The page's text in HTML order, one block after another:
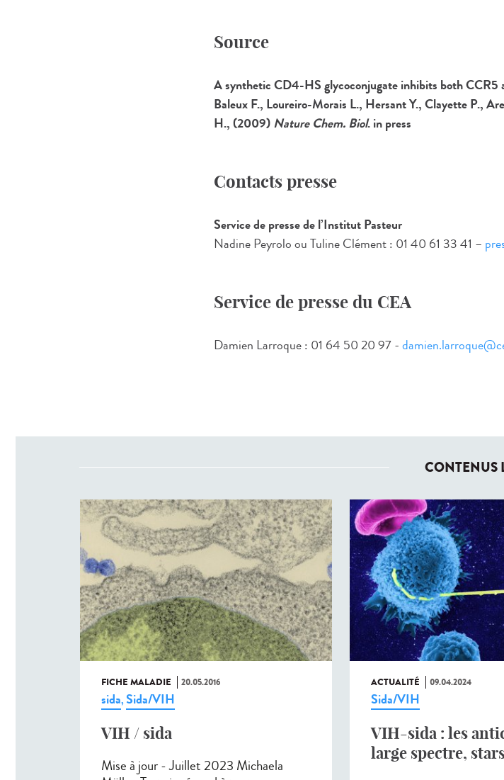
Source
A synthetic CD4-HS glycoconjugate inhibits both
Baleux F., Loureiro-Morais L., Hersant Y., Clayette P.,
H., (2009)Nature Chem. Biol. in press
Contacts presse
Service de presse de l’Institut Pasteur
Nadine Peyrolo ou Tuline Clément : 01 40 61 33 41 –
Service de presse du CEA
Damien Larroque : 01 64 50 20 97 -
CONTENUS
FICHE MALADIE 20.05.2016
sida,Sida/VIH
VIH / sida
Mise à jour - Juillet 2023 Michaela
ACTUALITÉ 09.04.2024
Sida/VIH
VIH-sida : les
large spectre,